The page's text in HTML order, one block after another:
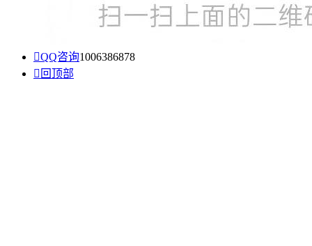
QQ咨询1006386878
 回顶部